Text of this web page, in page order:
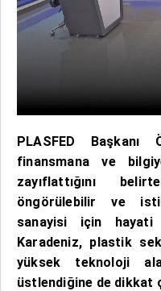
PLASFED Başkanı
finansmana ve
zayıflattığını
öngörülebilir ve
sanayisi için hayati
Karadeniz, plastik
yüksek teknoloji
üstlendiğine de dikkat